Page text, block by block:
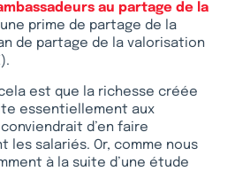
au partage de la
prime de partage de la
de partage de la valorisation
est que la richesse créée
essentiellement aux
d’en faire
les salariés. Or, comme nous
à la suite d’une étude